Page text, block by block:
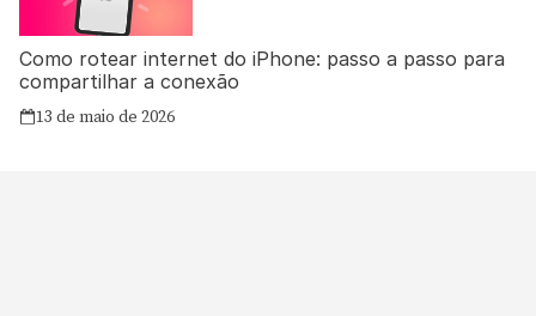
Como rotear internet do iPhone: passo a passo para
compartilhar a conexão
13 de maio de 2026